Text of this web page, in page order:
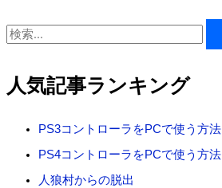
検
対
象
人気記事ランキング
PS3コントローラをPCで使う方法
PS4コントローラをPCで使う方法
人狼村からの脱出